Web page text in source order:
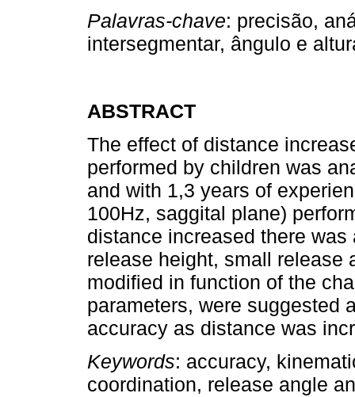
Palavras-chave: precisão,
intersegmentar, ângulo e
ABSTRACT
The effect of distance
performed by children was
and with 1,3 years of
100Hz, saggital plane)
distance increased there
release height, small release
modified in function of the
parameters, were suggested
accuracy as distance was
Keywords: accuracy,
coordination, release angle